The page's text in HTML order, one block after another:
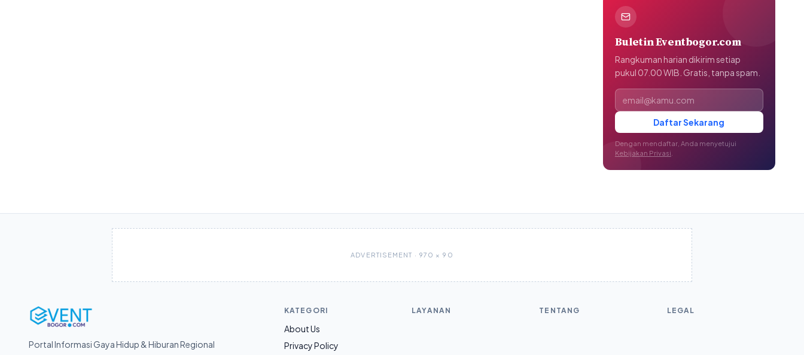
Buletin Eventbogor.com
Rangkuman harian dikirim setiap
pukul 07.00 WIB. Gratis, tanpa spam.
Alamat email
Daftar Sekarang
Dengan mendaftar, Anda menyetujui
Kebijakan Privasi
ADVERTISEMENT · 970 × 90
Portal Informasi Gaya Hidup & Hiburan Regional
KATEGORI
About Us
Privacy Policy
LAYANAN TENTANG LEGAL